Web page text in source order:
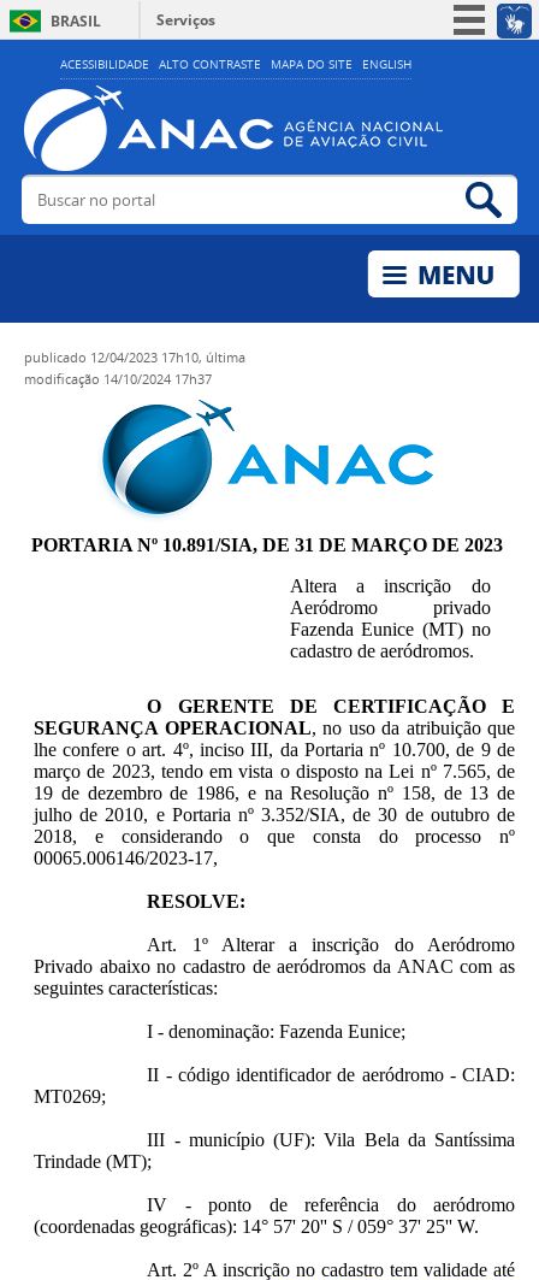
ACESSIBILIDADE ALTO CONTRASTE MAPA DO SITE ENGLISH
BRASIL
Serviços
Simplifique!
Acesso à informação
Legislação
Buscar no portal
publicado 12/04/2023 17h10, última
modificação 14/10/2024 17h37
PORTARIA Nº 10.891/SIA, DE 31 DE MARÇO DE 2023
Altera a inscrição do
Aeródromo privado
Fazenda Eunice (MT) no
cadastro de aeródromos.
O GERENTE DE CERTIFICAÇÃO E
SEGURANÇA OPERACIONAL, no uso da atribuição que
lhe confere o art. 4º, inciso III, da Portaria nº 10.700, de 9 de
março de 2023, tendo em vista o disposto na Lei nº 7.565, de
19 de dezembro de 1986, e na Resolução nº 158, de 13 de
julho de 2010, e Portaria nº 3.352/SIA, de 30 de outubro de
2018, e considerando o que consta do processo nº
00065.006146/2023-17,
RESOLVE:
Art. 1º Alterar a inscrição do Aeródromo
Privado abaixo no cadastro de aeródromos da ANAC com as
seguintes características:
I - denominação: Fazenda Eunice;
II - código identificador de aeródromo - CIAD:
MT0269;
III - município (UF): Vila Bela da Santíssima
Trindade (MT);
IV - ponto de referência do aeródromo
(coordenadas geográficas): 14° 57' 20'' S / 059° 37' 25'' W.
Art. 2º A inscrição no cadastro tem validade até